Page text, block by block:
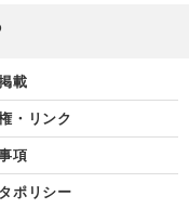
載
・リンク
項
ポリシー